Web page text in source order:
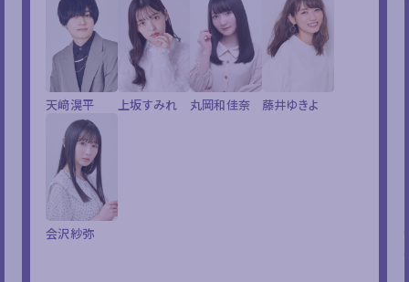
天﨑滉平 上坂すみれ 丸岡和佳奈 藤井ゆきよ
会沢紗弥